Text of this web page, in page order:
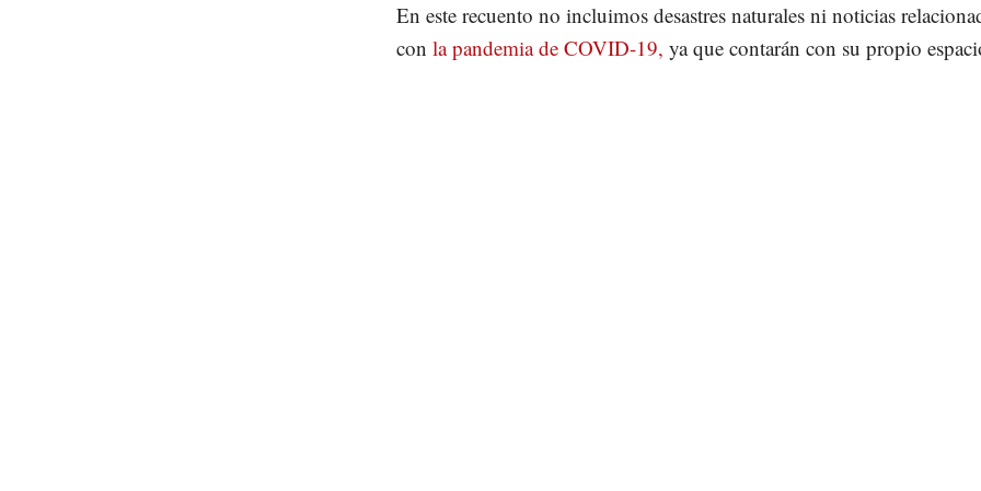
En este recuento no incluimos desastres naturales ni noticias
con la pandemia de COVID-19, ya que contarán con su propio